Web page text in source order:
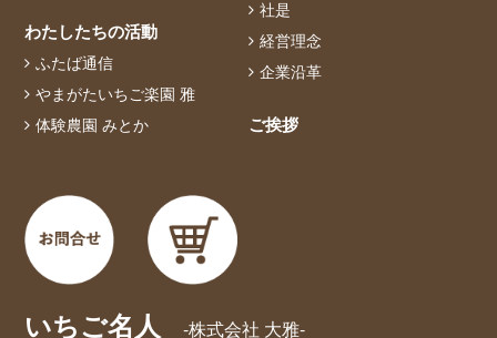
わたしたちの活動
ふたば通信
やまがたいちご楽園 雅
体験農園 みとか
社是
経営理念
企業沿革
ご挨拶
いちご名人 -株式会社 大雅-